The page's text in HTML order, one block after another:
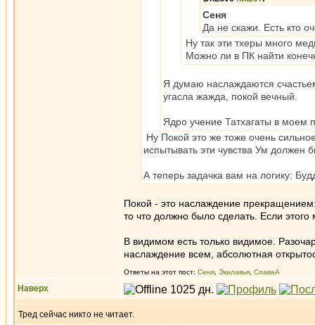
Сеня
Да не скажи. Есть кто
Ну так эти тхеры много
Можно ли в ПК найти
Я думаю наслаждаются
угасла жажда, покой вечный.
Ядро учение Татхагаты в моем
Ну Покой это же тоже очень
испытывать эти чувства Ум должен
А теперь задачка вам на логику:
Покой - это наслаждение
то что должно было сделать. Если
В видимом есть только видимое.
наслаждение всем, абсолютная
Ответы на этот пост: Сеня Экалавья СлаваА
Наверх
Тред сейчас никто не читает.